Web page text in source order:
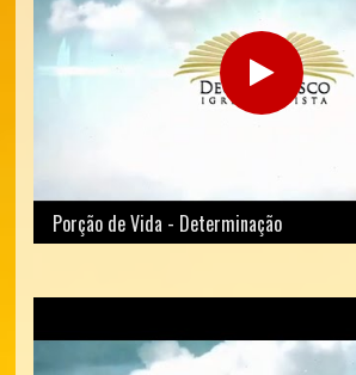
Porção de Vida - Determinação